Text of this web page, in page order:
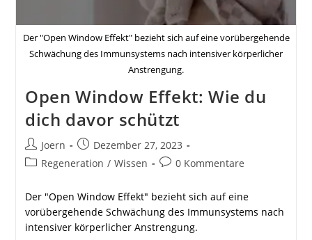
Der "Open Window Effekt" bezieht sich auf eine vorübergehende
Schwächung des Immunsystems nach intensiver körperlicher
Anstrengung.
Open Window Effekt: Wie du
dich davor schützt
Beitrags-
Autor:
Joern
Beitrag
veröffentlicht:
Dezember 27, 2023
Beitrags-
Regeneration / Wissen
Beitrags-
0 Kommentare
Der "Open Window Effekt" bezieht sich auf eine
vorübergehende Schwächung des Immunsystems nach
intensiver körperlicher Anstrengung.